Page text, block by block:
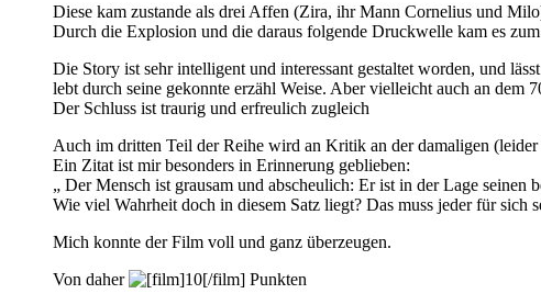
Diese kam zustande als drei Affen (Zira, ihr Mann Cornelius und
Durch die Explosion und die daraus folgende Druckwelle kam es
Die Story ist sehr intelligent und interessant gestaltet worden, und
lebt durch seine gekonnte erzähl Weise. Aber vielleicht auch an dem
Der Schluss ist traurig und erfreulich zugleich
Auch im dritten Teil der Reihe wird an Kritik an der damaligen
Ein Zitat ist mir besonders in Erinnerung geblieben:
„ Der Mensch ist grausam und abscheulich: Er ist in der Lage seinen
Wie viel Wahrheit doch in diesem Satz liegt? Das muss jeder für sich
Mich konnte der Film voll und ganz überzeugen.
Von daher
Punkten